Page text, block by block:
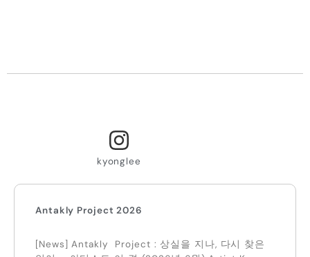
kyonglee
Antakly Project 2026
[News] Antakly Project : 상실을 지나, 다시 찾은